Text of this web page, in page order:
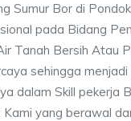
Sumur Bor di
pada Bidang
Tanah Bersih Atau
sehingga menjadi
dalam Skill pekerja
yang berawal